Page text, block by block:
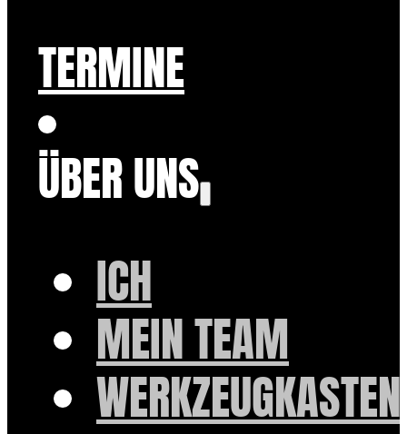
TERMINE
ÜBER UNS
ICH
MEIN TEAM
WERKZEUGKASTEN